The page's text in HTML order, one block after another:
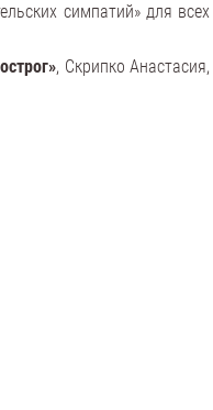
симпатий» для всех
, Скрипко Анастасия,